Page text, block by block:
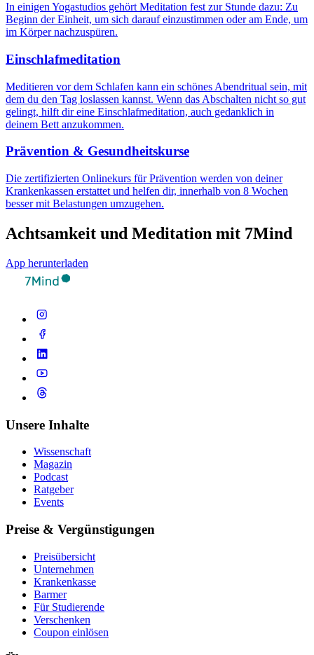
In einigen Yogastudios gehört Meditation fest zur Stunde dazu: Zu
Beginn der Einheit, um sich darauf einzustimmen oder am Ende, um
im Körper nachzuspüren.
Einschlafmeditation
Meditieren vor dem Schlafen kann ein schönes Abendritual sein, mit
dem du den Tag loslassen kannst. Wenn das Abschalten nicht so gut
gelingt, hilft dir eine Einschlafmeditation, auch gedanklich in
deinem Bett anzukommen.
Prävention & Gesundheitskurse
Die zertifizierten Onlinekurs für Prävention werden von deiner
Krankenkassen erstattet und helfen dir, innerhalb von 8 Wochen
besser mit Belastungen umzugehen.
Achtsamkeit und Meditation mit 7Mind
App herunterladen
Unsere Inhalte
Wissenschaft
Magazin
Podcast
Ratgeber
Events
Preise & Vergünstigungen
Preisübersicht
Unternehmen
Krankenkasse
Barmer
Für Studierende
Ver­schen­ken
Coupon einlösen